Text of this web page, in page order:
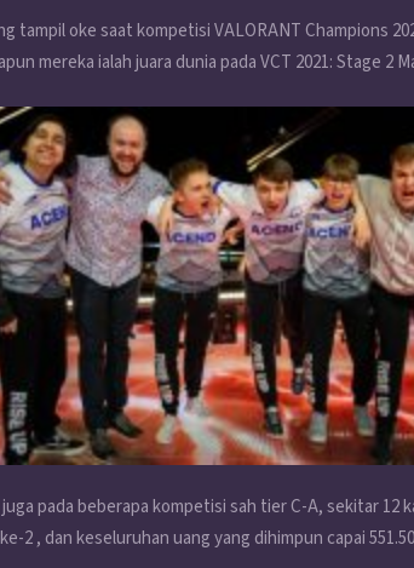
tampil oke saat kompetisi VALORANT Champions
mereka ialah juara dunia pada VCT 2021: Stage 2
pada beberapa kompetisi sah tier C-A, sekitar 12
2 , dan keseluruhan uang yang dihimpun capai